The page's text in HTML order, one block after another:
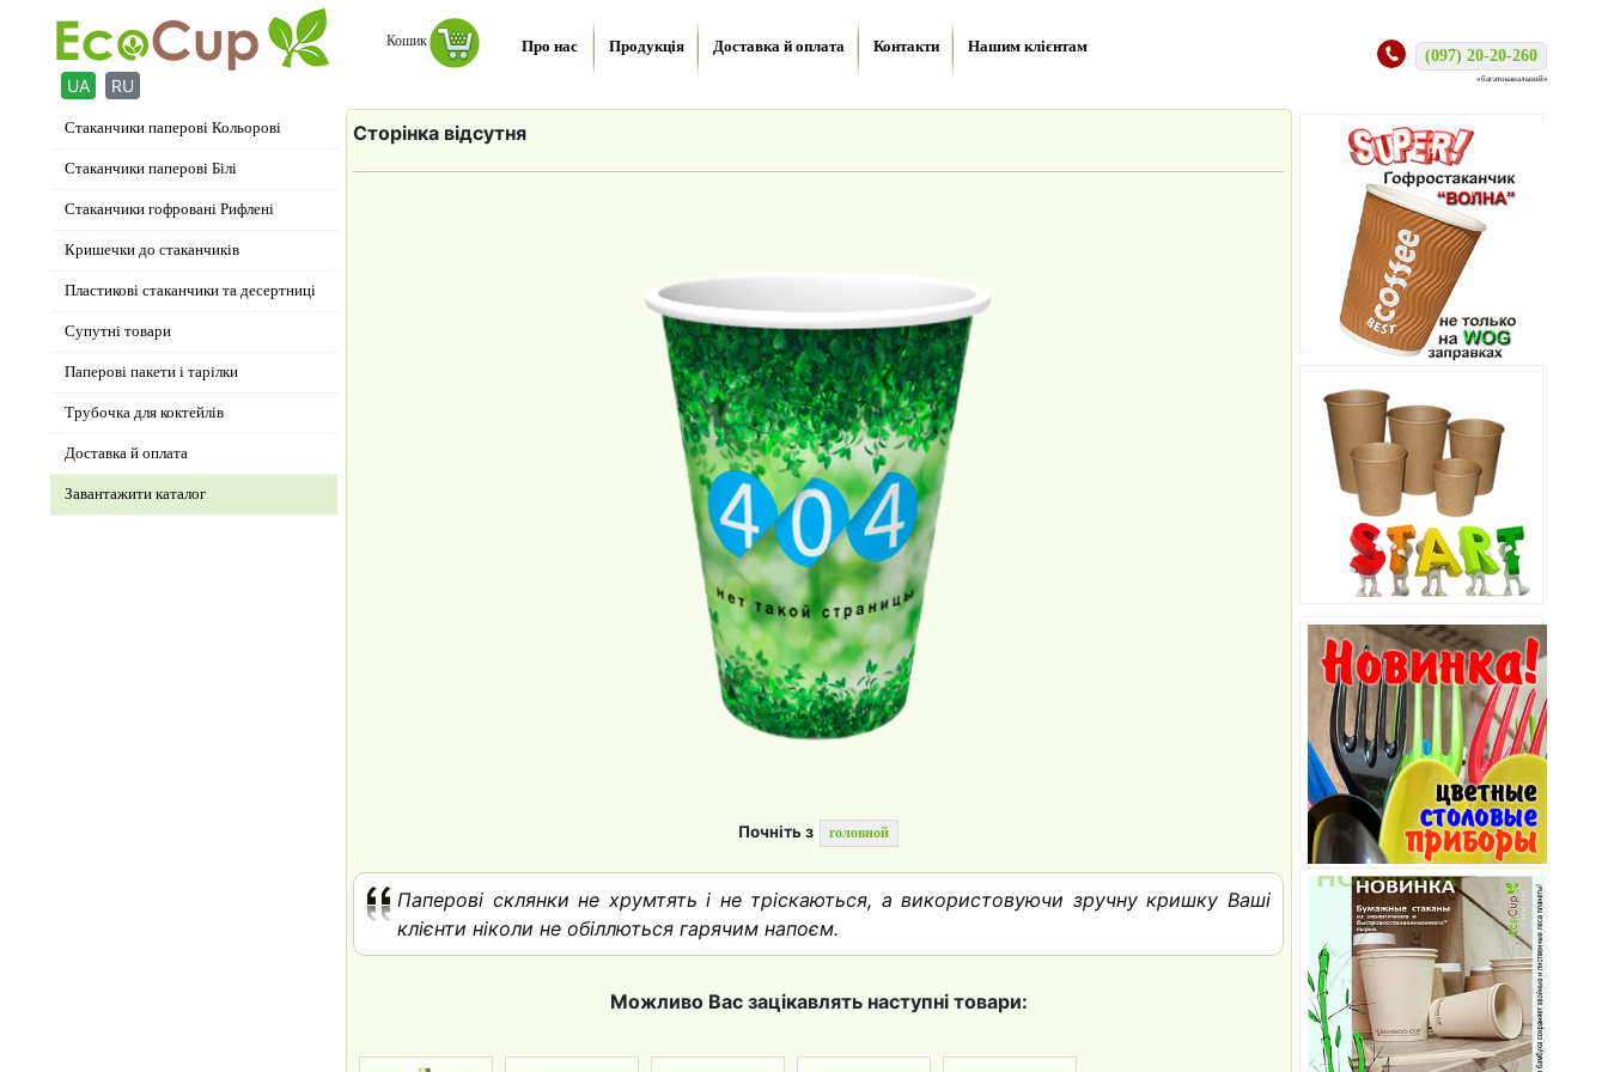
Кошик Про нас Продукція Доставка й оплата Контакти Нашим клієнтам (097) 20-20-260
«багатоканальний»
Сторінка відсутня
Почніть з головной
Паперові склянки не хрумтять і не тріскаються, а використовуючи зручну кришку Ваші
клієнти ніколи не обіллються гарячим напоєм.
Можливо Вас зацікавлять наступні товари:
Стаканчики паперові Кольорові
Стаканчики паперові Білі
Стаканчики гофровані Рифлені
Кришечки до стаканчиків
Пластикові стаканчики та десертниці
Супутні товари
Паперові пакети і тарілки
Трубочка для коктейлів
Доставка й оплата
Завантажити каталог